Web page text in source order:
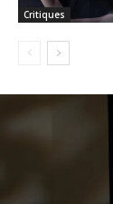
Critiques